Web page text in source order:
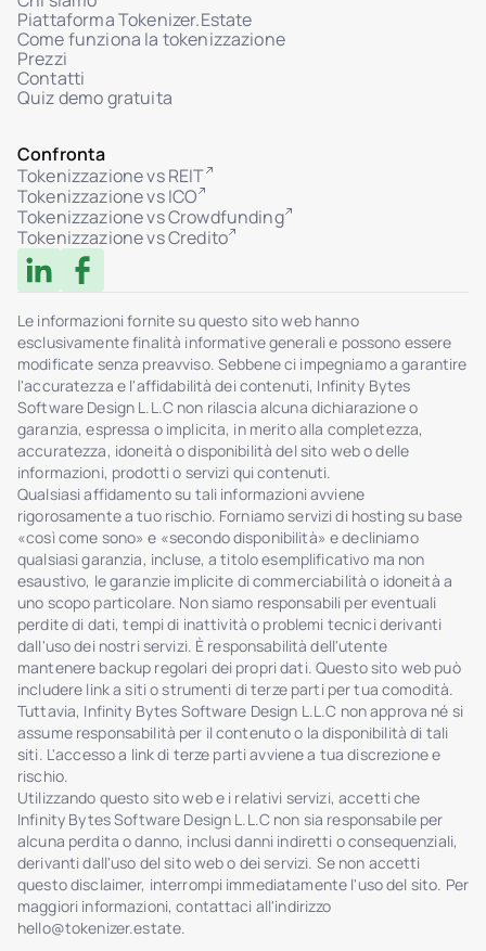
Piattaforma Tokenizer.Estate
Come funziona la tokenizzazione
Prezzi
Contatti
Quiz demo gratuita
Confronta
Tokenizzazione vs REIT
Tokenizzazione vs ICO
Tokenizzazione vs Crowdfunding
Tokenizzazione vs Credito
Le informazioni fornite su questo sito web hanno
esclusivamente finalità informative generali e possono essere
modificate senza preavviso. Sebbene ci impegniamo a garantire
l'accuratezza e l'affidabilità dei contenuti, Infinity Bytes
Software Design L.L.C non rilascia alcuna dichiarazione o
garanzia, espressa o implicita, in merito alla completezza,
accuratezza, idoneità o disponibilità del sito web o delle
informazioni, prodotti o servizi qui contenuti.
Qualsiasi affidamento su tali informazioni avviene
rigorosamente a tuo rischio. Forniamo servizi di hosting su base
«così come sono» e «secondo disponibilità» e decliniamo
qualsiasi garanzia, incluse, a titolo esemplificativo ma non
esaustivo, le garanzie implicite di commerciabilità o idoneità a
uno scopo particolare. Non siamo responsabili per eventuali
perdite di dati, tempi di inattività o problemi tecnici derivanti
dall'uso dei nostri servizi. È responsabilità dell'utente
mantenere backup regolari dei propri dati. Questo sito web può
includere link a siti o strumenti di terze parti per tua comodità.
Tuttavia, Infinity Bytes Software Design L.L.C non approva né si
assume responsabilità per il contenuto o la disponibilità di tali
siti. L'accesso a link di terze parti avviene a tua discrezione e
rischio.
Utilizzando questo sito web e i relativi servizi, accetti che
Infinity Bytes Software Design L.L.C non sia responsabile per
alcuna perdita o danno, inclusi danni indiretti o consequenziali,
derivanti dall'uso del sito web o dei servizi. Se non accetti
questo disclaimer, interrompi immediatamente l'uso del sito. Per
maggiori informazioni, contattaci all'indirizzo
hello@tokenizer.estate.